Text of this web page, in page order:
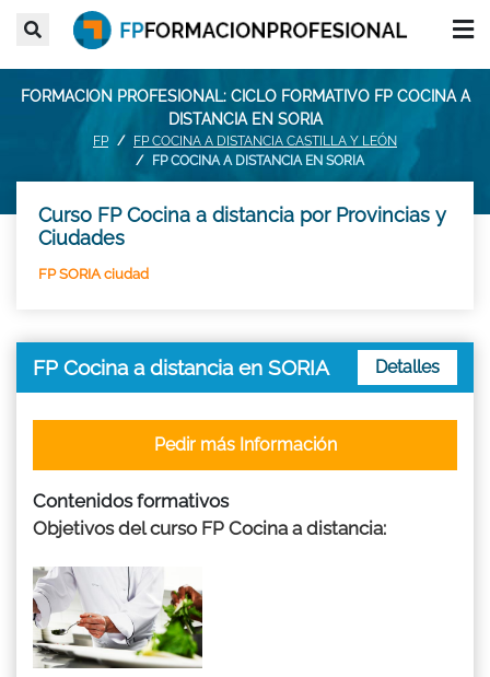
FORMACION PROFESIONAL: CICLO FORMATIVO FP COCINA A
DISTANCIA EN SORIA
FP
FP COCINA A DISTANCIA CASTILLA Y LEÓN
FP COCINA A DISTANCIA EN SORIA
Curso FP Cocina a distancia por Provincias y
Ciudades
FP SORIA ciudad
FP Cocina a distancia en SORIA Detalles
Pedir más Información
Contenidos formativos
Objetivos del curso FP Cocina a distancia: